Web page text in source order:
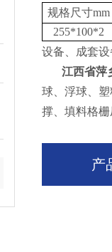
规格尺寸mm
255*100*2
设备、成套
江西省萍
球、浮球、
撑、填料格
产